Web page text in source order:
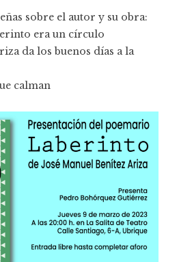
sobre el autor y su obra:
era un círculo
da los buenos días a la
calman